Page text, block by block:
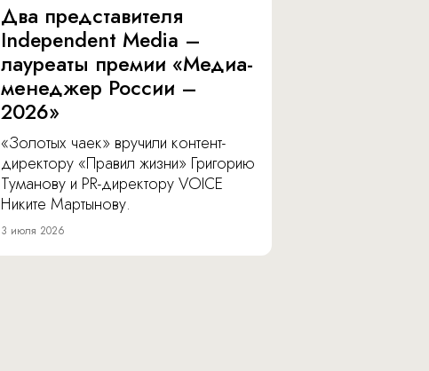
Два представителя
Independent Media –
лауреаты премии «Медиа-
менеджер России –
2026»
«Золотых чаек» вручили контент-
директору «Правил жизни» Григорию
Туманову и PR-директору VOICE
Никите Мартынову.
3 июля 2026